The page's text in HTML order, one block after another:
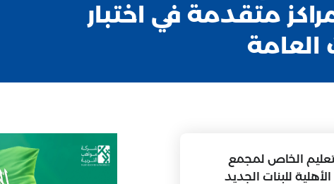
متقدمة في اختبار
العامة
الخاص لمجمع
للبنات الجديد